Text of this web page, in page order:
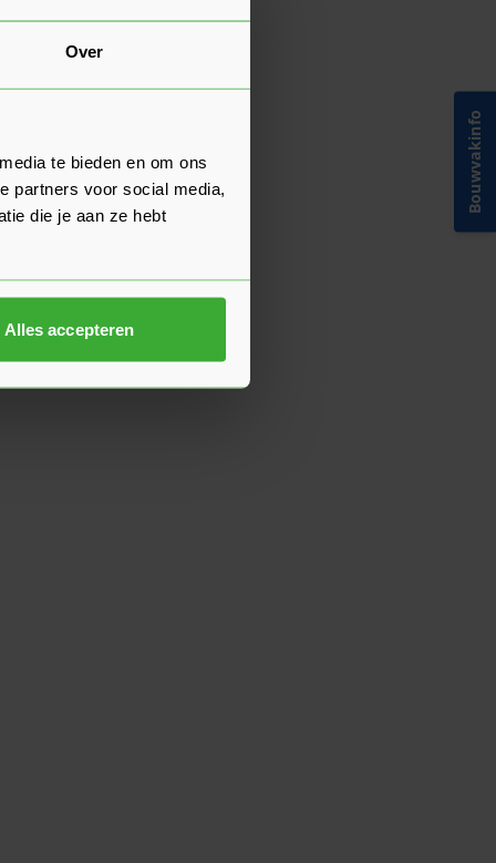
Over
te bieden en om ons
partners voor social media,
die je aan ze hebt
Alles accepteren
Bouwvakinfo